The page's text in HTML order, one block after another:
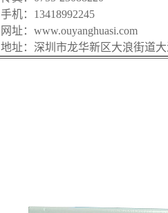
手机：13418992245
网址：www.ouyanghuasi.com
地址：深圳市龙华新区大浪街道